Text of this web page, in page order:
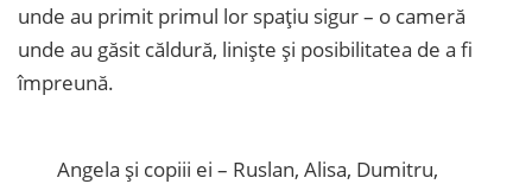
unde au primit primul lor spațiu sigur – o cameră
unde au găsit căldură, liniște și posibilitatea de a fi
împreună.
Angela și copiii ei – Ruslan, Alisa, Dumitru,